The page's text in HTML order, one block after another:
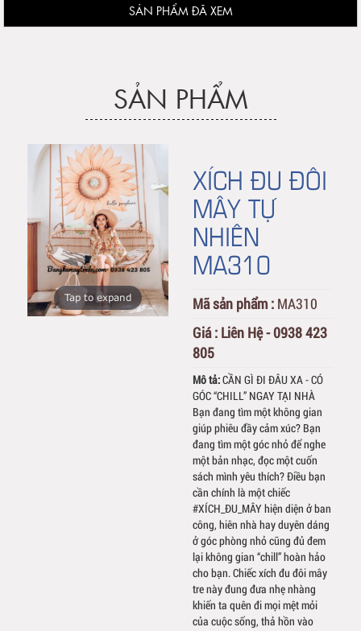
SẢN PHẨM ĐÃ XEM
SẢN PHẨM
Tap to expand
XÍCH ĐU ĐÔI
MÂY TỰ
NHIÊN
MA310
Mã sản phẩm : MA310
Giá : Liên Hệ - 0938 423
805
Mô tả:CẦN GÌ ĐI ĐÂU XA - CÓ
GÓC “CHILL” NGAY TẠI NHÀ
Bạn đang tìm một không gian
giúp phiêu đầy cảm xúc? Bạn
đang tìm một góc nhỏ để nghe
một bản nhạc, đọc một cuốn
sách mình yêu thích? Điều bạn
cần chính là một chiếc
#XÍCH_ĐU_MÂY hiện diện ở ban
công, hiên nhà hay duyên dáng
ở góc phòng nhỏ cũng đủ đem
lại không gian “chill” hoàn hảo
cho bạn. Chiếc xích đu đôi mây
tre này đung đưa nhẹ nhàng
khiến ta quên đi mọi mệt mỏi
của cuộc sống, thả hồn vào